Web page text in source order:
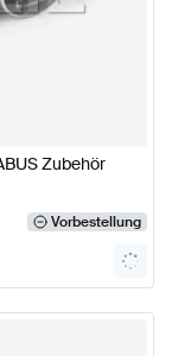
Zubehör
Vorbestellung